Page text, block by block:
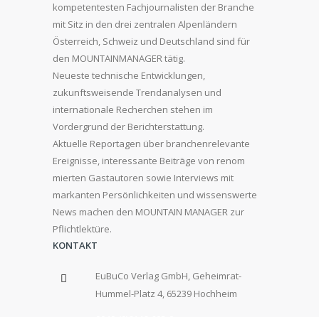
kompetentesten Fachjournalisten der Branche
mit Sitz in den drei zentralen Alpenländern
Österreich, Schweiz und Deutschland sind für
den MOUNTAINMANAGER tätig.
Neueste technische Entwicklungen,
zukunftsweisende Trendanalysen und
internationale Recherchen stehen im
Vordergrund der Berichterstattung.
Aktuelle Reportagen über branchenrelevante
Ereignisse, interessante Beiträge von renom
mierten Gastautoren sowie Interviews mit
markanten Persönlichkeiten und wissenswerte
News machen den MOUNTAIN MANAGER zur
Pflichtlektüre.
KONTAKT
EuBuCo Verlag GmbH, Geheimrat-
Hummel-Platz 4, 65239 Hochheim